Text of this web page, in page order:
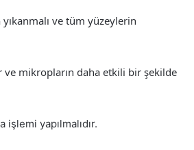
ve tüm yüzeylerin
mikropların daha etkili bir şekilde
yapılmalıdır.